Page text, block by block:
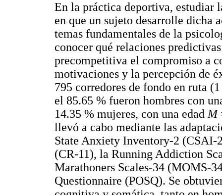
En la práctica deportiva, estudiar
en que un sujeto desarrolle dicha
temas fundamentales de la
conocer qué relaciones
precompetitiva el compromiso a
motivaciones y la percepción de
795 corredores de fondo en ruta
el 85.65 % fueron hombres con
14.35 % mujeres, con una edad M
llevó a cabo mediante las
State Anxiety Inventory-2 (CSAI-
(CR-11), la Running Addiction
Marathoners Scales-34 (MOMS-
Questionnaire (POSQ). Se